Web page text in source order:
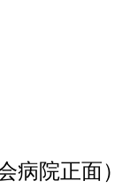
病院正面）